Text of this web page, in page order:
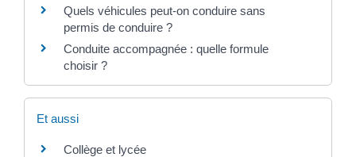
Quels véhicules peut-on conduire sans
permis de conduire ?
Conduite accompagnée : quelle formule
choisir ?
Et aussi
Collège et lycée